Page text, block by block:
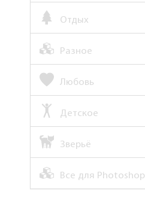
Отдых
Разное
Любовь
Детское
Зверьё
Все для Photoshop